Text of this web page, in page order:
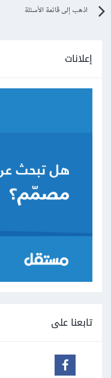
اذهب إلى قائمة الأسئلة
إعلانات
تابعنا على